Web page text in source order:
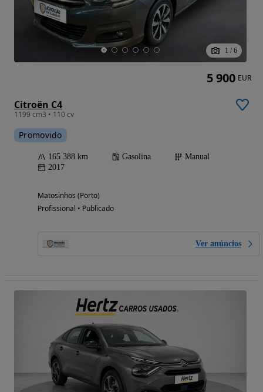
1 / 6
Citroën C4
1199 cm3 • 110 cv
Promovido
165 388 km Gasolina
Manual
2017
Matosinhos (Porto)
Profissional • Publicado
Ver anúncios
5 900 EUR